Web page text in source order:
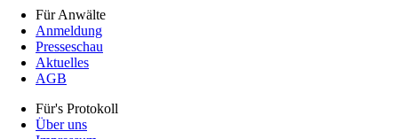
Für Anwälte
Anmeldung
Presseschau
Aktuelles
AGB
Für's Protokoll
Über uns